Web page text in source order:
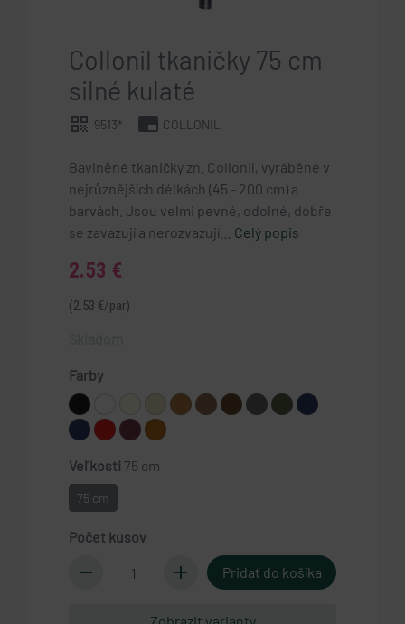
Collonil tkaničky 75 cm
silné kulaté
qr_code 9513* branding_watermark COLLONIL
Bavlněné tkaničky zn. Collonil, vyráběné v
nejrůznějších délkách (45 - 200 cm) a
barvách. Jsou velmi pevné, odolné, dobře
se zavazují a nerozvazují… Celý popis
2.53 €
(2.53 €/par)
Farby
Veľkosti 75 cm
75 cm
Počet kusov
remove add